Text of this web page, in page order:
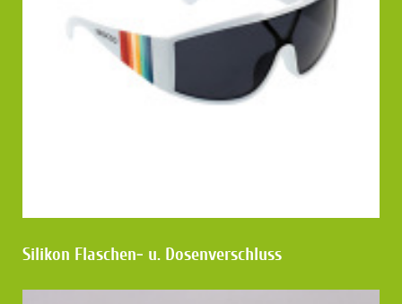
Silikon Flaschen- u. Dosenverschluss